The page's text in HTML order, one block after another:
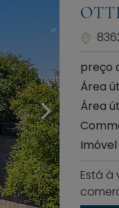
preço
Área
Área
Está